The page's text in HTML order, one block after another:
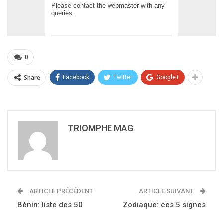
0
Share Facebook Twitter Google+
TRIOMPHE MAG
ARTICLE PRÉCÉDENT
Bénin: liste des 50
ARTICLE SUIVANT
Zodiaque: ces 5 signes